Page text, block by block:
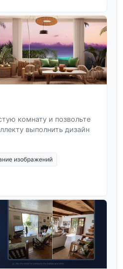
комнату и позвольте
выполнить дизайн
изображений